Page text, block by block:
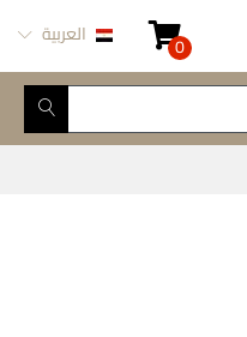
0 العربية